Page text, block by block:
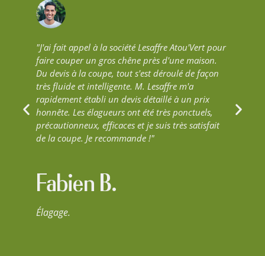
"J'ai fait appel à la société Lesaffre Atou'Vert pour
faire couper un gros chêne près d'une maison.
Du devis à la coupe, tout s'est déroulé de façon
très fluide et intelligente. M. Lesaffre m'a
rapidement établi un devis détaillé à un prix
honnête. Les élagueurs ont été très ponctuels,
précautionneux, efficaces et je suis très satisfait
de la coupe. Je recommande !"
Fabien B.
Élagage.